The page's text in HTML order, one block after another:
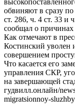
обвиняют в сразу
ст. 286, ч. 4 ст. 33 и
сообщал о причинах
Как отмечают в
Костинский уволен
совершением
Что касается его
управления СКР,
на завершающей
гудвилл.онлайн/
migratsionnoy-